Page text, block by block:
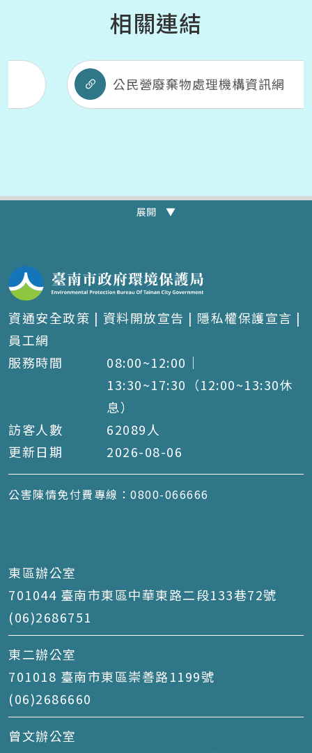
相關連結
公民營廢棄物處理機構資訊網
展開 ▼
資通安全政策 | 資料開放宣告 | 隱私權保護宣言 |
員工網
服務時間
08:00~12:00｜
13:30~17:30（12:00~13:30休
息）
訪客人數
62089 人
更新日期
2026-08-06
公害陳情免付費專線：0800-066666
東區辦公室
701044 臺南市東區中華東路二段133巷72號
(06)2686751
東二辦公室
701018 臺南市東區崇善路1199號
(06)2686660
曾文辦公室